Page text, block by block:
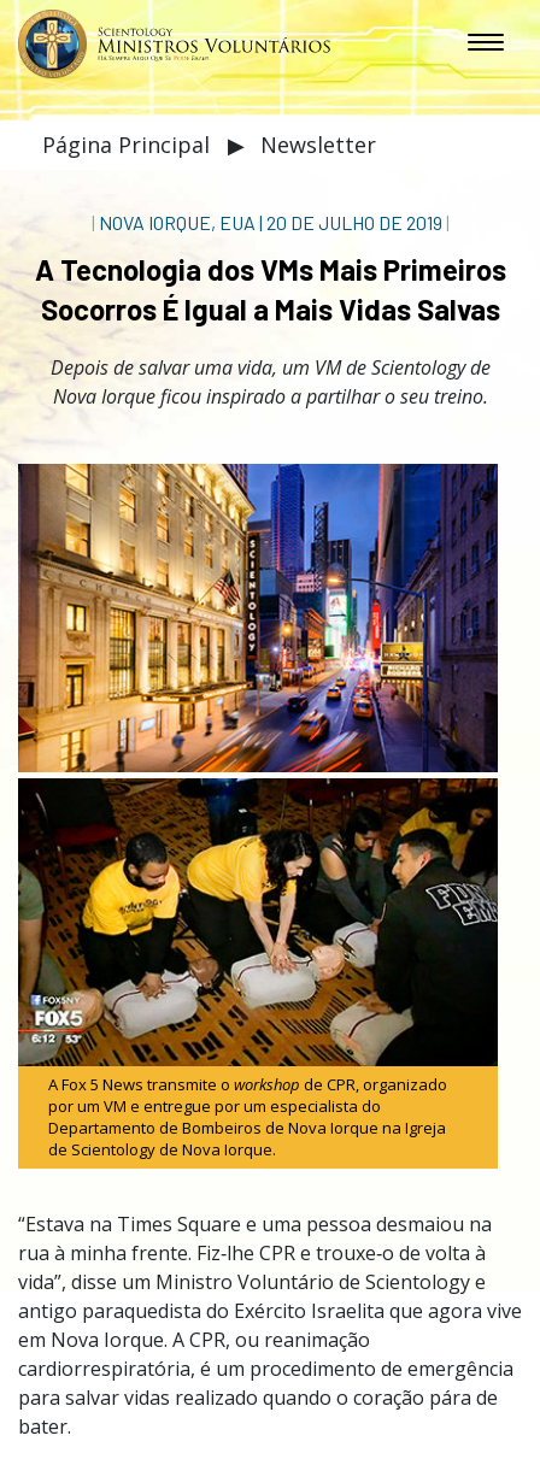
Página Principal ▶ Newsletter
| NOVA IORQUE, EUA | 20 DE JULHO DE 2019 |
A Tecnologia dos VMs Mais Primeiros
Socorros É Igual a Mais Vidas Salvas
Depois de salvar uma vida, um VM de Scientology de
Nova Iorque ficou inspirado a partilhar o seu treino.
A Fox 5 News transmite o workshop de CPR, organizado
por um VM e entregue por um especialista do
Departamento de Bombeiros de Nova Iorque na Igreja
de Scientology de Nova Iorque.
“Estava na Times Square e uma pessoa desmaiou na
rua à minha frente. Fiz‑lhe CPR e trouxe‑o de volta à
vida”, disse um Ministro Voluntário de Scientology e
antigo paraquedista do Exército Israelita que agora vive
em Nova Iorque. A CPR, ou reanimação
cardiorrespiratória, é um procedimento de emergência
para salvar vidas realizado quando o coração pára de
bater.